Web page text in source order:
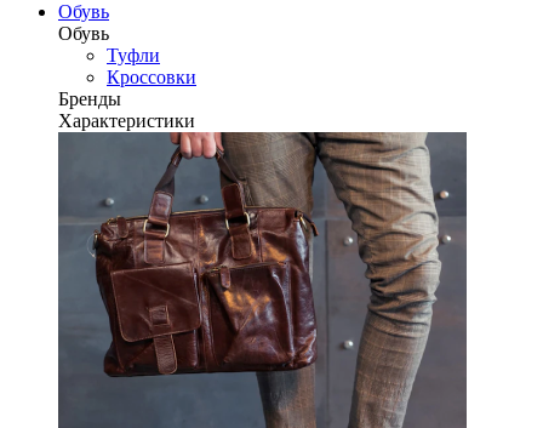
Обувь
Обувь
Туфли
Кроссовки
Бренды
Характеристики